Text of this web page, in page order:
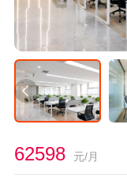
62598 元/月